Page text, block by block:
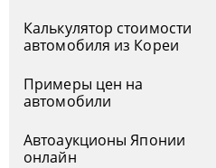
Калькулятор стоимости
автомобиля из Кореи
Примеры цен на
автомобили
Автоаукционы Японии
онлайн